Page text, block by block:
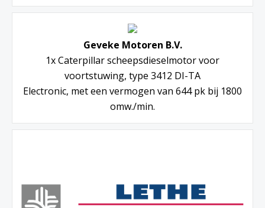
Geveke Motoren B.V.
1x Caterpillar scheepsdieselmotor voor
voortstuwing, type 3412 DI-TA
Electronic, met een vermogen van 644 pk bij 1800
omw./min.